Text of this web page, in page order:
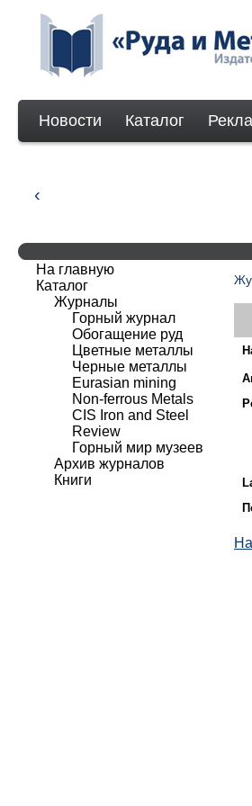
Новости Каталог
На главную
Каталог
Журналы
Горный журнал
Обогащение руд
Цветные металлы
Черные металлы
Eurasian mining
Non-ferrous Мetals
CIS Iron and Steel
Review
Горный мир музеев
Архив журналов
Книги